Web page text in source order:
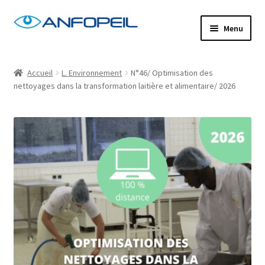
Aller
navigation
Aller
Menu
Actus
Centres de formation
Commande
Confirm Subscription
Distanciel
Formations mixtes
Accueil L. Environnement
N°46/ Optimisation des
nettoyages dans la transformation laitière et alimentaire/ 2026